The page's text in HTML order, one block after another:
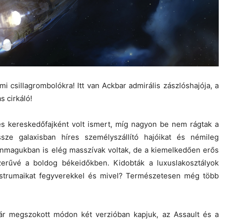
csillagrombolókra! Itt van Ackbar admirális zászlóshajója, a
cirkáló!
kereskedőfajként volt ismert, míg nagyon be nem rágtak a
galaxisban híres személyszállító hajóikat és némileg
is elég masszívak voltak, de a kiemelkedően erős
a boldog békeidőkben. Kidobták a luxuslakosztályok
fegyverekkel és mivel? Természetesen még több
megszokott módon két verzióban kapjuk, az Assault és a